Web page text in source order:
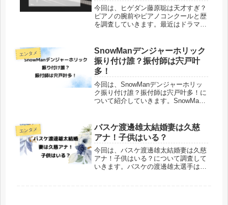
今回は、ヒゲダン藤原聡は天才すぎ？
ピアノの腕前やピアノコンクールと歴
を調査していきます。最近はドラマや
と思うアーティスト、Official髭男
dism。ヒゲダンことOffi...
エンタメ
SnowManデンジャーホリック
振り付け誰？振付師は宍戸叶
多！
今回は、SnowManデンジャーホリッ
ク振り付け誰？振付師は宍戸叶多！に
ついて紹介していきます。SnowMan
ク）が、2023年9月6日（水）に発売
されます。Danger...
エンタメ
バスケ渡邊雄太結婚妻は久慈
アナ！子供はいる？
今回は、バスケ渡邊雄太結婚妻は久慈
アナ！子供はいる？について調査して
いきます。バスケの渡邊雄太選手は